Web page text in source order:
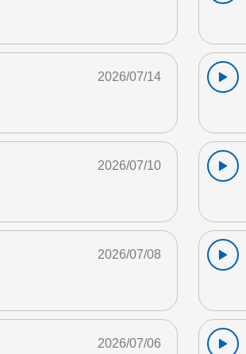
2026/07/14
2026/07/10
2026/07/08
2026/07/06